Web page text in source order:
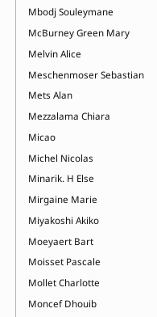
Mbodj Souleymane
McBurney Green Mary
Melvin Alice
Meschenmoser Sebastian
Mets Alan
Mezzalama Chiara
Micao
Michel Nicolas
Minarik. H Else
Mirgaine Marie
Miyakoshi Akiko
Moeyaert Bart
Moisset Pascale
Mollet Charlotte
Moncef Dhouib